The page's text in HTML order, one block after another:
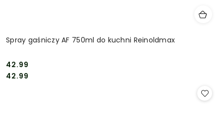
Spray gaśniczy AF 750ml do kuchni Reinoldmax
Cena:
42.99
Cena:
42.99